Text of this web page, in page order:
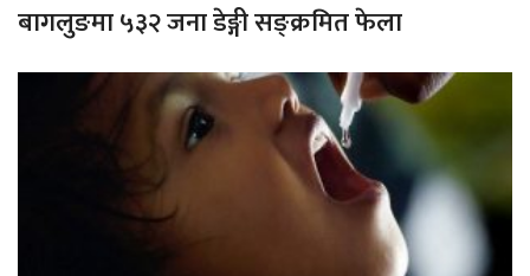
बागलुङमा ५३२ जना डेङ्गी सङ्क्रमित फेला